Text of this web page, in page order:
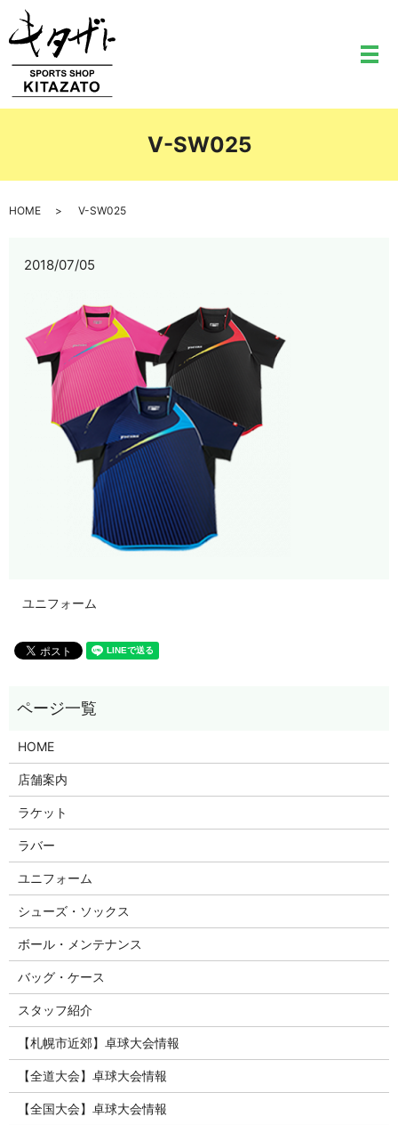
メ
V-SW025
HOME V-SW025
2018/07/05
ユニフォーム
HOME
店舗案内
ラケット
ラバー
ユニフォーム
シューズ・ソックス
ボール・メンテナンス
バッグ・ケース
スタッフ紹介
【札幌市近郊】卓球大会情報
【全道大会】卓球大会情報
【全国大会】卓球大会情報